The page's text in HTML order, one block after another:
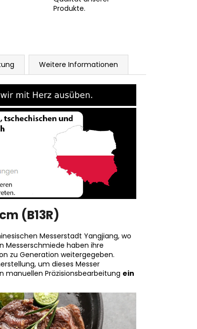
Produkte.
Weitere Informationen
(B13R)
Messerstadt Yangjiang, wo
Messerschmiede haben ihre
zu Generation weitergegeben.
um dieses Messer
manuellen Präzisionsbearbeitung ein